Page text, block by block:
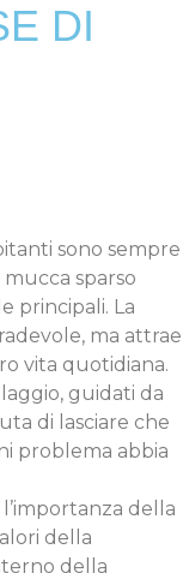
DI
sono sempre
sparso
principali. La
ma attrae
vita quotidiana.
guidati da
di lasciare che
problema abbia
della
della
della